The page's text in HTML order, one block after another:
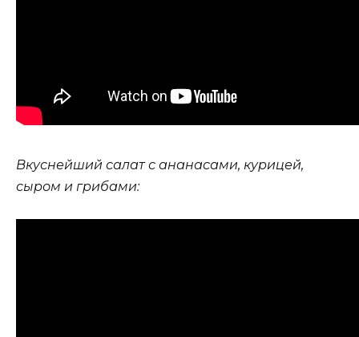
Вкуснейший салат с ананасами, курицей,
сыром и грибами: